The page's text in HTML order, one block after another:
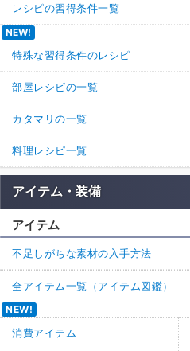
レシピの習得条件一覧
NEW!
特殊な習得条件のレシピ
部屋レシピの一覧
カタマリの一覧
料理レシピ一覧
アイテム・装備
アイテム
不足しがちな素材の入手方法
全アイテム一覧（アイテム図鑑）
NEW!
消費アイテム